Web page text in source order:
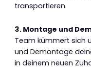
transportieren.
3. Montage und
Team kümmert sich
und Demontage
in deinem neuen